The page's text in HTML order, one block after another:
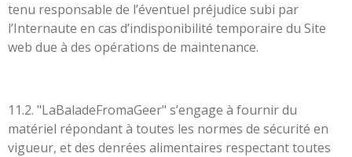
tenu responsable de l’éventuel préjudice subi par
l’Internaute en cas d’indisponibilité temporaire du Site
web due à des opérations de maintenance.
11.2. "LaBaladeFromaGeer" s’engage à fournir du
matériel répondant à toutes les normes de sécurité en
vigueur, et des denrées alimentaires respectant toutes